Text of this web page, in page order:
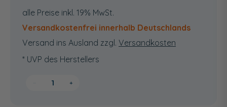
alle Preise inkl. 19% MwSt.
Versandkostenfrei innerhalb Deutschlands
Versand ins Ausland zzgl. Versandkosten
* UVP des Herstellers
+